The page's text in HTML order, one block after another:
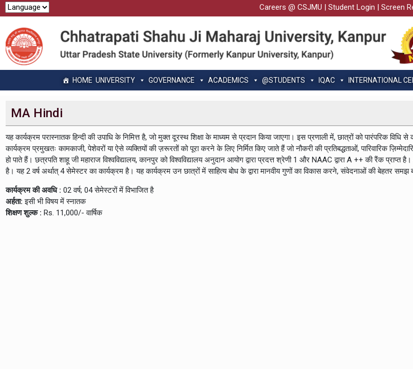
Careers @ CSJMU | Student Login | Screen
HOME UNIVERSITY GOVERNANCE ACADEMICS @STUDENTS IQAC INTERNATIONAL
MA Hindi
यह कार्यक्रम परास्नातक हिन्दी की उपाधि के निमित्त है, जो मुक्त दूरस्थ शिक्षा के माध्यम से प्रदान किया जाएगा। इस प्रणाली में, छात्रों को पारंपरिक
कार्यक्रम प्रमुखतः कामकाजी, पेशेवरों या ऐसे व्यक्तियों की ज़रूरतों को पूरा करने के लिए निर्मित किए जाते हैं जो नौकरी की प्रतिबद्धताओं, पारिवारिक
हो पाते हैं। छत्रपति शाहू जी महाराज विश्वविद्यालय, कानपुर को विश्वविद्यालय अनुदान आयोग द्वारा प्रदत्त श्रेणी 1 और NAAC द्वारा A ++ की रैंक
है। यह 2 वर्ष अर्थात् 4 सेमेस्टर का कार्यक्रम है। यह कार्यक्रम उन छात्रों में साहित्य बोध के द्वारा मानवीय गुणों का विकास करने, संवेदनाओं की बेहतर
कार्यक्रम की अवधि : 02 वर्ष; 04 सेमेस्टरों में विभाजित है
अर्हता: इसी भी विषय में स्नातक
शिक्षण शुल्क : Rs. 11,000/- वार्षिक